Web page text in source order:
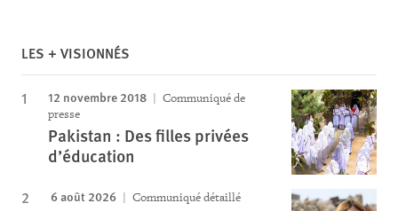
LES + VISIONNÉS
12 novembre 2018
Communiqué de
presse
Pakistan : Des filles privées
d’éducation
6 août 2026 Communiqué détaillé